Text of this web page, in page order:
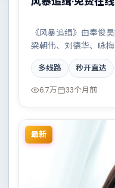
《风暴追缉》由奉俊
梁朝伟、刘德华、咏
一部荒诞幽默的剧情
霓虹下的人性试炼与
节奏上均有突破，适
多线路 秒开直达
6.7万 33个月前
最新